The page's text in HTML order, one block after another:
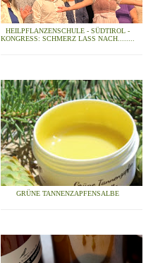
HEILPFLANZENSCHULE - SÜDTIROL -
KONGRESS: SCHMERZ LASS NACH........
GRÜNE TANNENZAPFENSALBE